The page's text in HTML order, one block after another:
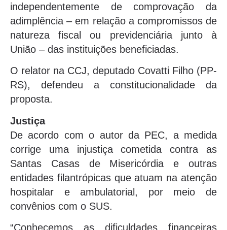
independentemente de comprovação da
adimplência – em relação a compromissos de
natureza fiscal ou previdenciária junto à
União – das instituições beneficiadas.
O relator na CCJ, deputado Covatti Filho (PP-
RS), defendeu a constitucionalidade da
proposta.
Justiça
De acordo com o autor da PEC, a medida
corrige uma injustiça cometida contra as
Santas Casas de Misericórdia e outras
entidades filantrópicas que atuam na atenção
hospitalar e ambulatorial, por meio de
convênios com o SUS.
“Conhecemos as dificuldades financeiras